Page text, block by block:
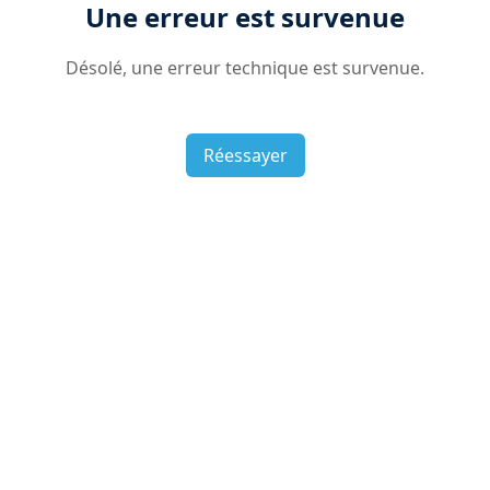
Une erreur est survenue
Désolé, une erreur technique est survenue.
Réessayer